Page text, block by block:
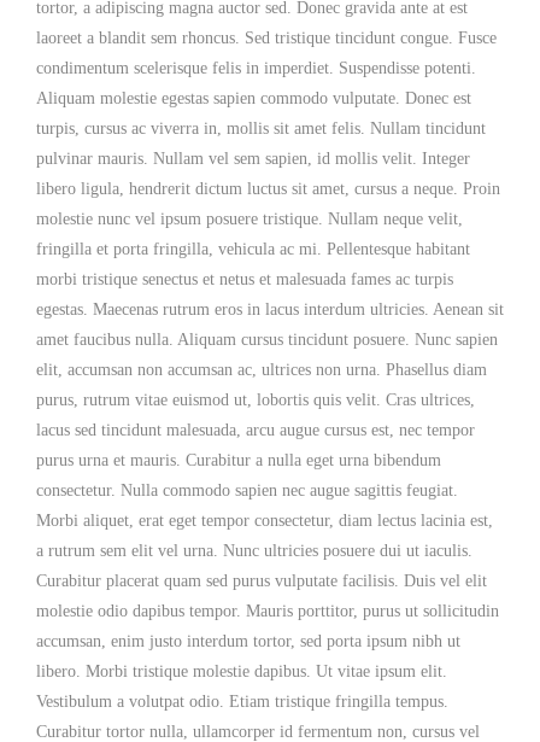
tortor, a adipiscing magna auctor sed. Donec gravida ante at est
laoreet a blandit sem rhoncus. Sed tristique tincidunt congue. Fusce
condimentum scelerisque felis in imperdiet. Suspendisse potenti.
Aliquam molestie egestas sapien commodo vulputate. Donec est
turpis, cursus ac viverra in, mollis sit amet felis. Nullam tincidunt
pulvinar mauris. Nullam vel sem sapien, id mollis velit. Integer
libero ligula, hendrerit dictum luctus sit amet, cursus a neque. Proin
molestie nunc vel ipsum posuere tristique. Nullam neque velit,
fringilla et porta fringilla, vehicula ac mi. Pellentesque habitant
morbi tristique senectus et netus et malesuada fames ac turpis
egestas. Maecenas rutrum eros in lacus interdum ultricies. Aenean sit
amet faucibus nulla. Aliquam cursus tincidunt posuere. Nunc sapien
elit, accumsan non accumsan ac, ultrices non urna. Phasellus diam
purus, rutrum vitae euismod ut, lobortis quis velit. Cras ultrices,
lacus sed tincidunt malesuada, arcu augue cursus est, nec tempor
purus urna et mauris. Curabitur a nulla eget urna bibendum
consectetur. Nulla commodo sapien nec augue sagittis feugiat.
Morbi aliquet, erat eget tempor consectetur, diam lectus lacinia est,
a rutrum sem elit vel urna. Nunc ultricies posuere dui ut iaculis.
Curabitur placerat quam sed purus vulputate facilisis. Duis vel elit
molestie odio dapibus tempor. Mauris porttitor, purus ut sollicitudin
accumsan, enim justo interdum tortor, sed porta ipsum nibh ut
libero. Morbi tristique molestie dapibus. Ut vitae ipsum elit.
Vestibulum a volutpat odio. Etiam tristique fringilla tempus.
Curabitur tortor nulla, ullamcorper id fermentum non, cursus vel